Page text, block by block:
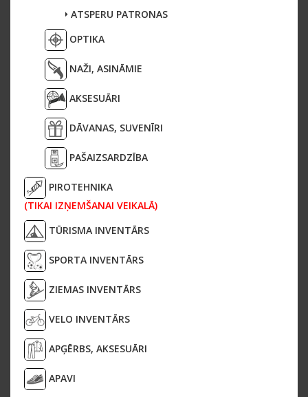
ATSPERU PATRONAS
OPTIKA
NAŽI, ASINĀMIE
AKSESUĀRI
DĀVANAS, SUVENĪRI
PAŠAIZSARDZĪBA
PIROTEHNIKA
(TIKAI IZŅEMŠANAI VEIKALĀ)
TŪRISMA INVENTĀRS
SPORTA INVENTĀRS
ZIEMAS INVENTĀRS
VELO INVENTĀRS
APĢĒRBS, AKSESUĀRI
APAVI